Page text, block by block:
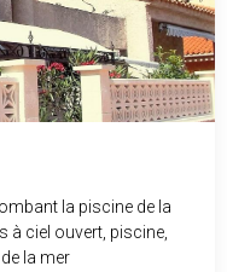
la piscine de la
la mer